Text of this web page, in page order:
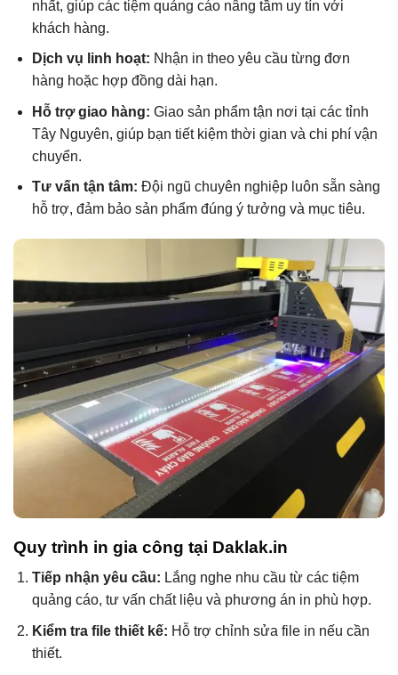
nhất, giúp các tiệm quảng cáo nâng tầm uy tín với
khách hàng.
Dịch vụ linh hoạt: Nhận in theo yêu cầu từng đơn
hàng hoặc hợp đồng dài hạn.
Hỗ trợ giao hàng: Giao sản phẩm tận nơi tại các tỉnh
Tây Nguyên, giúp bạn tiết kiệm thời gian và chi phí vận
chuyển.
Tư vấn tận tâm: Đội ngũ chuyên nghiệp luôn sẵn sàng
hỗ trợ, đảm bảo sản phẩm đúng ý tưởng và mục tiêu.
Quy trình in gia công tại Daklak.in
Tiếp nhận yêu cầu: Lắng nghe nhu cầu từ các tiệm
quảng cáo, tư vấn chất liệu và phương án in phù hợp.
Kiểm tra file thiết kế: Hỗ trợ chỉnh sửa file in nếu cần
thiết.